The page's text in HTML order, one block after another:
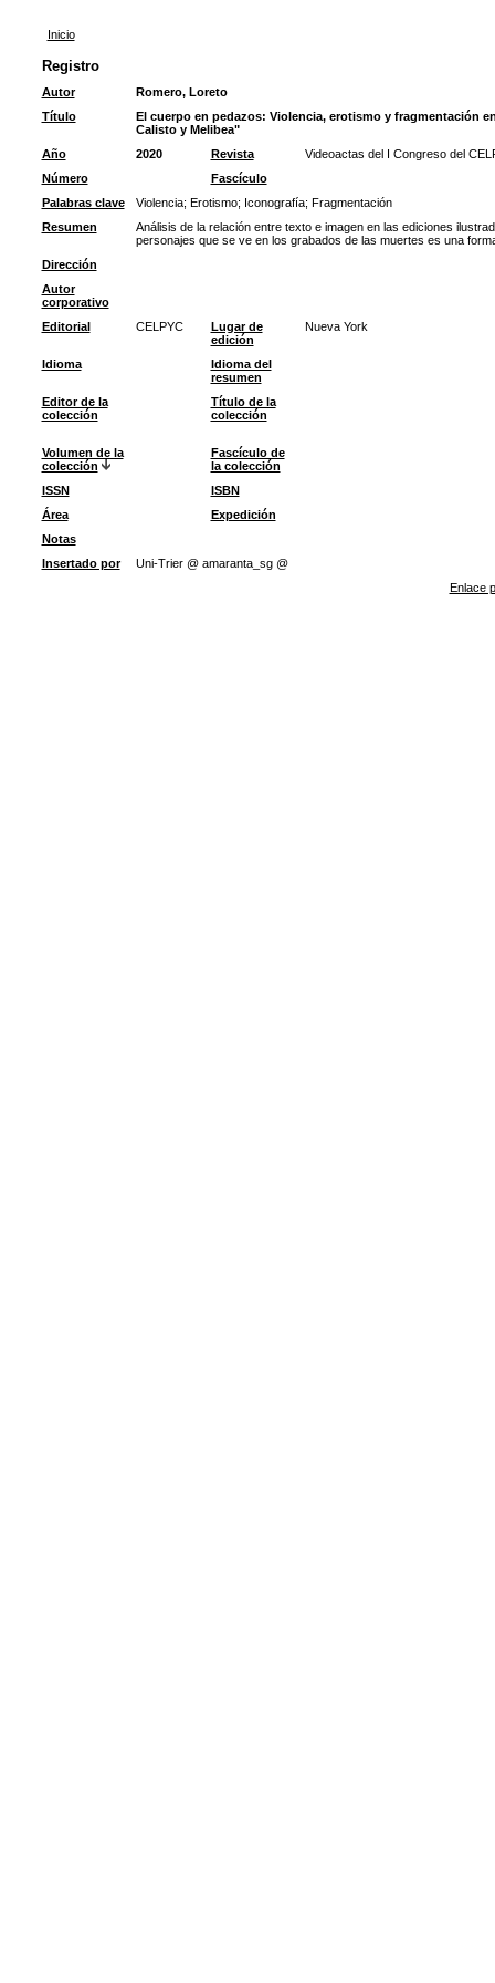
Inicio
Registro
Autor
Romero, Loreto
Título
El cuerpo en pedazos: Violencia, erotismo y fragmentación
Calisto y Melibea"
Año
2020 Revista
Videoactas del I Congreso del
Número
Fascículo
Palabras clave
Violencia; Erotismo; Iconografía; Fragmentación
Resumen
Análisis de la relación entre texto e imagen en las ediciones
personajes que se ve en los grabados de las muertes es una
Dirección
Autor
corporativo
Editorial
CELPYC
Lugar de
edición
Nueva York
Idioma
Idioma del
resumen
Editor de la
colección
Título de la
colección
Volumen de la
colección
Fascículo de
la colección
ISSN
ISBN
Área
Expedición
Notas
Insertado por
Uni-Trier @ amaranta_sg @
Enlace